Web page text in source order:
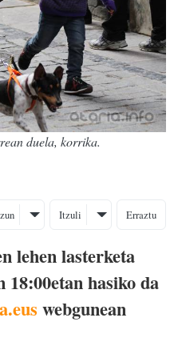
duela, korrika.
Itzuli Erraztu
lehen lasterketa
hasiko da
webgunean